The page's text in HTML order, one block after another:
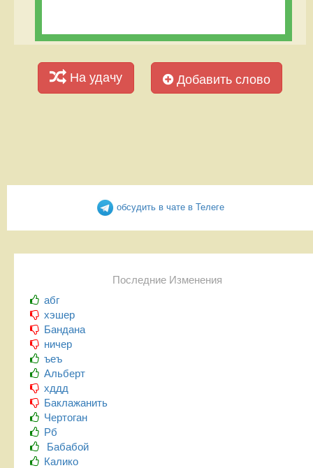
На удачу Добавить слово
обсудить в чате в Телеге
Последние Изменения
абг
хэшер
Бандана
ничер
ъеъ
Альберт
хддд
Баклажанить
Чертоган
Рб
Бабабой
Калико